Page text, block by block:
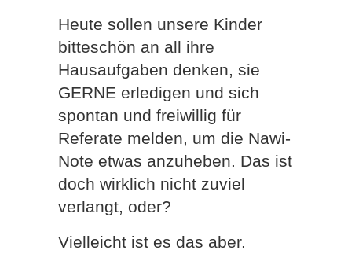
Heute sollen unsere Kinder
bitteschön an all ihre
Hausaufgaben denken, sie
GERNE erledigen und sich
spontan und freiwillig für
Referate melden, um die Nawi-
Note etwas anzuheben. Das ist
doch wirklich nicht zuviel
verlangt, oder?
Vielleicht ist es das aber.